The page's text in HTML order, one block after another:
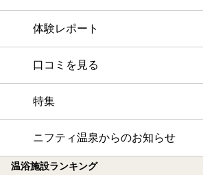
体験レポート
口コミを見る
特集
ニフティ温泉からのお知らせ
温浴施設ランキング